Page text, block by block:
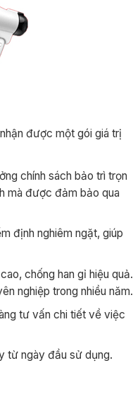
được một gói giá trị
chính sách bảo trì trọn
mà được đảm bảo qua
định nghiêm ngặt, giúp
chống han gỉ hiệu quả.
nghiệp trong nhiều năm.
tư vấn chi tiết về việc
từ ngày đầu sử dụng.